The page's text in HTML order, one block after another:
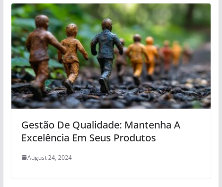
Gestão De Qualidade: Mantenha A
Excelência Em Seus Produtos
August 24, 2024